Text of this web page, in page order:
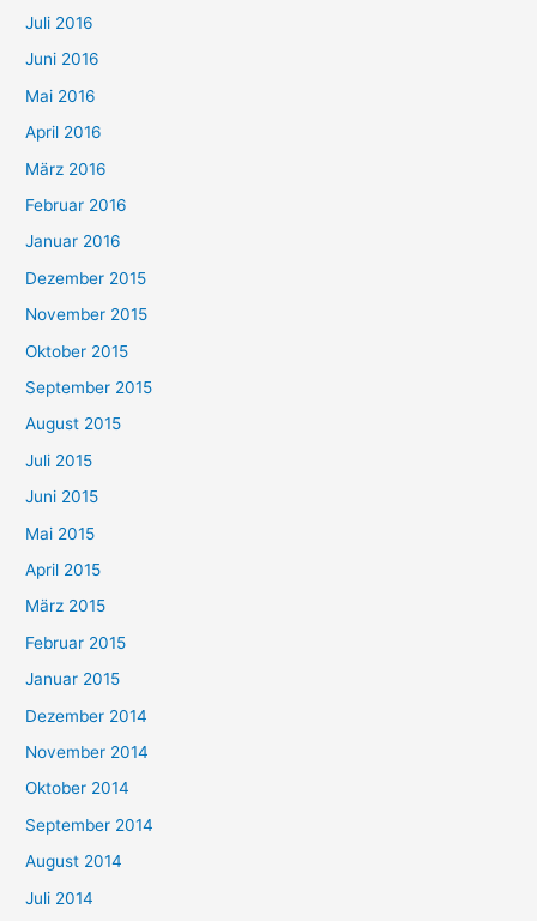
Juli 2016
Juni 2016
Mai 2016
April 2016
März 2016
Februar 2016
Januar 2016
Dezember 2015
November 2015
Oktober 2015
September 2015
August 2015
Juli 2015
Juni 2015
Mai 2015
April 2015
März 2015
Februar 2015
Januar 2015
Dezember 2014
November 2014
Oktober 2014
September 2014
August 2014
Juli 2014